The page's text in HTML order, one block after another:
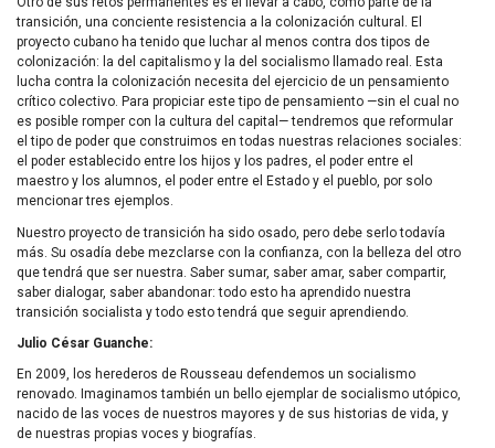
transición, una conciente resistencia a la colonización cultural. El
proyecto cubano ha tenido que luchar al menos contra dos tipos de
colonización: la del capitalismo y la del socialismo llamado real. Esta
lucha contra la colonización necesita del ejercicio de un pensamiento
crítico colectivo. Para propiciar este tipo de pensamiento —sin el cual no
es posible romper con la cultura del capital— tendremos que reformular
el tipo de poder que construimos en todas nuestras relaciones sociales:
el poder establecido entre los hijos y los padres, el poder entre el
maestro y los alumnos, el poder entre el Estado y el pueblo, por solo
mencionar tres ejemplos.
Nuestro proyecto de transición ha sido osado, pero debe serlo todavía
más. Su osadía debe mezclarse con la confianza, con la belleza del otro
que tendrá que ser nuestra. Saber sumar, saber amar, saber compartir,
saber dialogar, saber abandonar: todo esto ha aprendido nuestra
transición socialista y todo esto tendrá que seguir aprendiendo.
Julio César Guanche:
En 2009, los herederos de Rousseau defendemos un socialismo
renovado. Imaginamos también un bello ejemplar de socialismo utópico,
nacido de las voces de nuestros mayores y de sus historias de vida, y
de nuestras propias voces y biografías.